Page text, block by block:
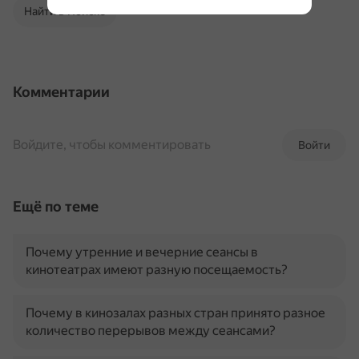
Найти в Поиске
Комментарии
Войти
Войдите, чтобы комментировать
Ещё по теме
Почему утренние и вечерние сеансы в
кинотеатрах имеют разную посещаемость?
Почему в кинозалах разных стран принято разное
количество перерывов между сеансами?